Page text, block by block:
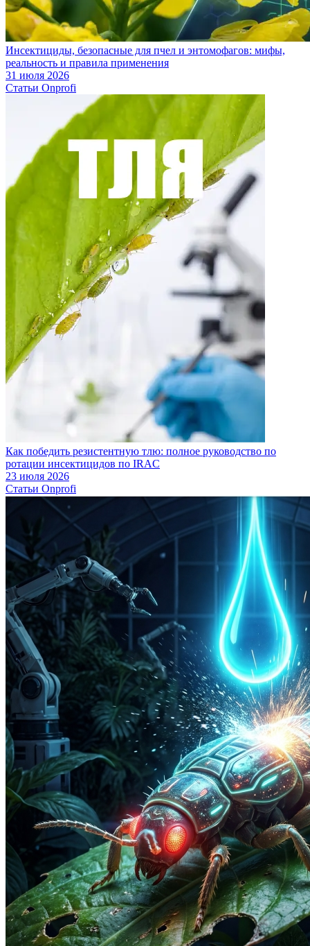
Инсектициды, безопасные для пчел и энтомофагов: мифы,
реальность и правила применения
31 июля 2026
Статьи Onprofi
Как победить резистентную тлю: полное руководство по
ротации инсектицидов по IRAC
23 июля 2026
Статьи Onprofi